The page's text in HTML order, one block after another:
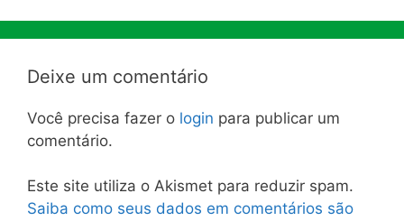
Deixe um comentário
Você precisa fazer o login para publicar um
comentário.
Este site utiliza o Akismet para reduzir spam.
Saiba como seus dados em comentários são